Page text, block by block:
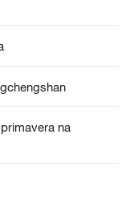
na